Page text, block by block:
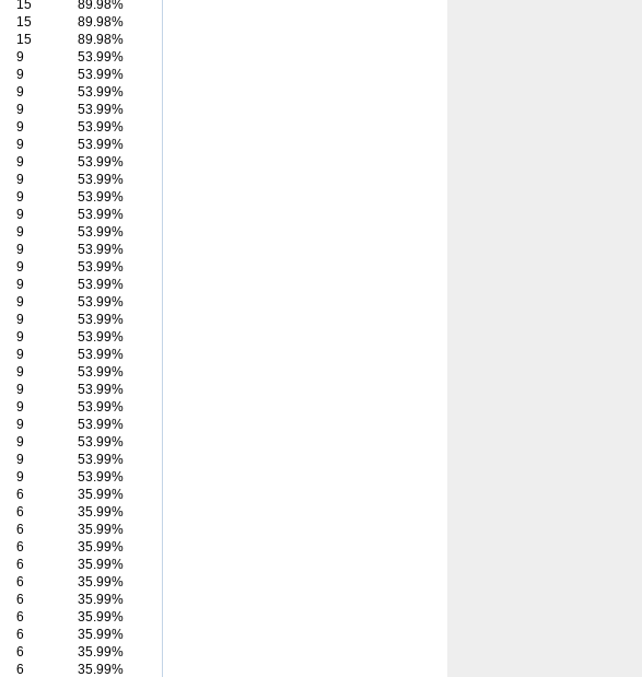
15
89.98%
15
89.98%
15
89.98%
9
53.99%
9
53.99%
9
53.99%
9
53.99%
9
53.99%
9
53.99%
9
53.99%
9
53.99%
9
53.99%
9
53.99%
9
53.99%
9
53.99%
9
53.99%
9
53.99%
9
53.99%
9
53.99%
9
53.99%
9
53.99%
9
53.99%
9
53.99%
9
53.99%
9
53.99%
9
53.99%
9
53.99%
9
53.99%
6
35.99%
6
35.99%
6
35.99%
6
35.99%
6
35.99%
6
35.99%
6
35.99%
6
35.99%
6
35.99%
6
35.99%
6
35.99%